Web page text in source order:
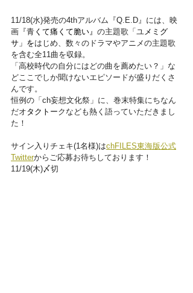
11/18(水)発売の4thアルバム『Q.E.D』には、映
画『青 くて痛くて脆い』 の主題歌「ユメミグ
サ」をはじめ、数々のドラマやアニメの主題歌
を含む全11曲を収録。
「高校時代の自分にはどの曲を薦めたい？」な
どここでしか聞けないエピソードが盛りだくさ
んです。
恒例の「ch妄想文化祭」に、巻末特集にちなん
だオタクト ークなども熱く語っていただきまし
た！
サイン入りチェキ(1名様)はchFILES東海版公式
Twitterからご応募お待ちしております！
11/19(木)〆切